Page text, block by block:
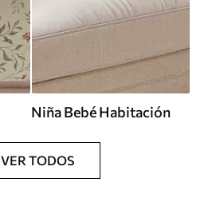
Niña Bebé Habitación
VER TODOS